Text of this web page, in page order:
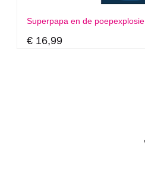
Superpapa en de poepexplosie
€ 16,99